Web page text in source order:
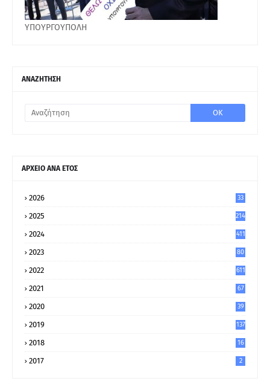
ΥΠΟΥΡΓΟΥΠΟΛΗ
ΑΝΑΖΗΤΗΣΗ
ΑΡΧΕΙΟ ΑΝΑ ΕΤΟΣ
2026 33
2025 214
2024 411
2023
80
2022 611
2021
67
2020
39
2019 137
2018 16
2017 2